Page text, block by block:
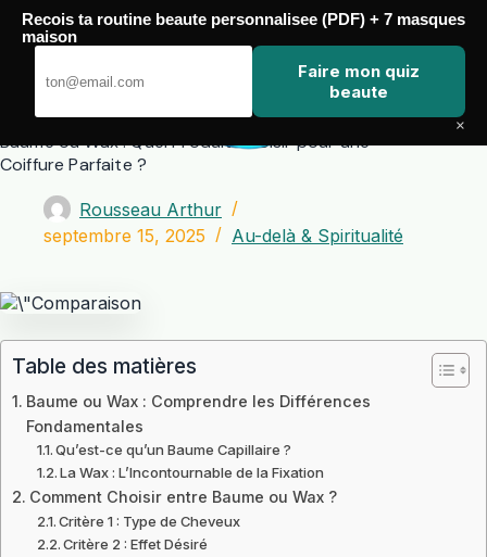
Passer
contenu
Baume ou Wax : Quel Produit Choisir pour une
Coiffure Parfaite ?
Rousseau Arthur
septembre 15, 2025
Au-delà & Spiritualité
Table des matières
Baume ou Wax : Comprendre les Différences
Fondamentales
Qu’est-ce qu’un Baume Capillaire ?
La Wax : L’Incontournable de la Fixation
Comment Choisir entre Baume ou Wax ?
Critère 1 : Type de Cheveux
Critère 2 : Effet Désiré
Recois ta routine beaute personnalisee (PDF) + 7 masques
maison
Faire mon quiz
beaute
×